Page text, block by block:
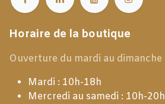
Horaire de la boutique
Ouverture du mardi au dimanche
Mardi : 10h-18h
Mercredi au samedi : 10h-20h